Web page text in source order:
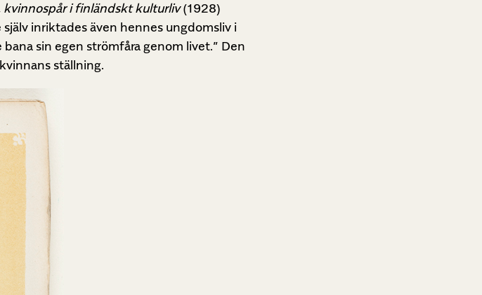
kvinnospår i finländskt kulturliv(1928)
inriktades även hennes ungdomsliv i
sin egen strömfåra genom livet.” Den
ställning.